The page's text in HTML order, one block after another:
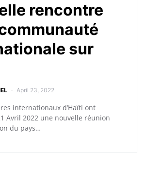
rencontre
sur
April 23, 2022
internationaux d’Haïti ont
Avril 2022 une nouvelle réunion
du pays…